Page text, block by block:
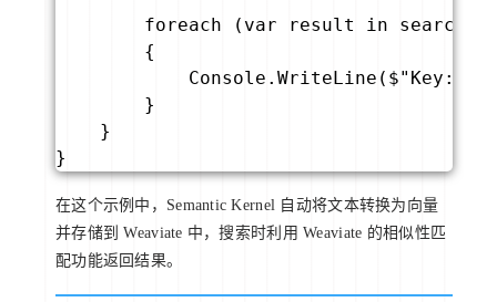
foreach (var result in
{
Console.WriteLine($"Key:
}
}
}
在这个示例中，Semantic Kernel 自动将文本转换为向量
并存储到 Weaviate 中，搜索时利用 Weaviate 的相似性匹
配功能返回结果。